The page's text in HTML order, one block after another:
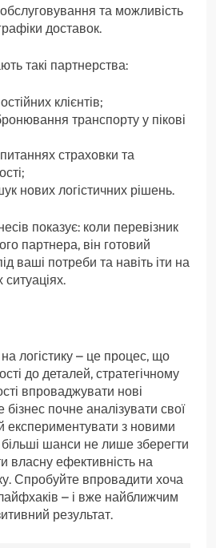
та можливість
доставок.
такі партнерства:
клієнтів;
транспорту у пікові
страховки та
нових логістичних рішень.
показує: коли перевізник
партнера, він готовий
ваші потреби та навіть іти на
ситуаціях.
логістику – це процес, що
до деталей, стратегічному
впроваджувати нові
почне аналізувати свої
експериментувати з новими
шанси не лише зберегти
власну ефективність на
Спробуйте впровадити хоча
– і вже найближчим
результат.